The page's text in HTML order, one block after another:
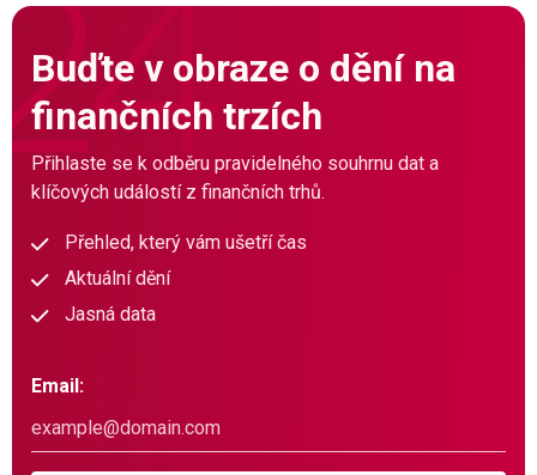
Buďte v obraze o dění na
finančních trzích
Přihlaste se k odběru pravidelného souhrnu dat a
klíčových událostí z finančních trhů.
Přehled, který vám ušetří čas
Aktuální dění
Jasná data
Email: